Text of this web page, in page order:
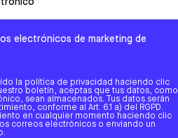
electrónicos de marketing de
la política de privacidad haciendo clic
boletín, aceptas que tus datos, como
sean almacenados. Tus datos serán
conforme al Art. 6.1 a) del RGPD.
en cualquier momento haciendo clic
correos electrónicos o enviando un